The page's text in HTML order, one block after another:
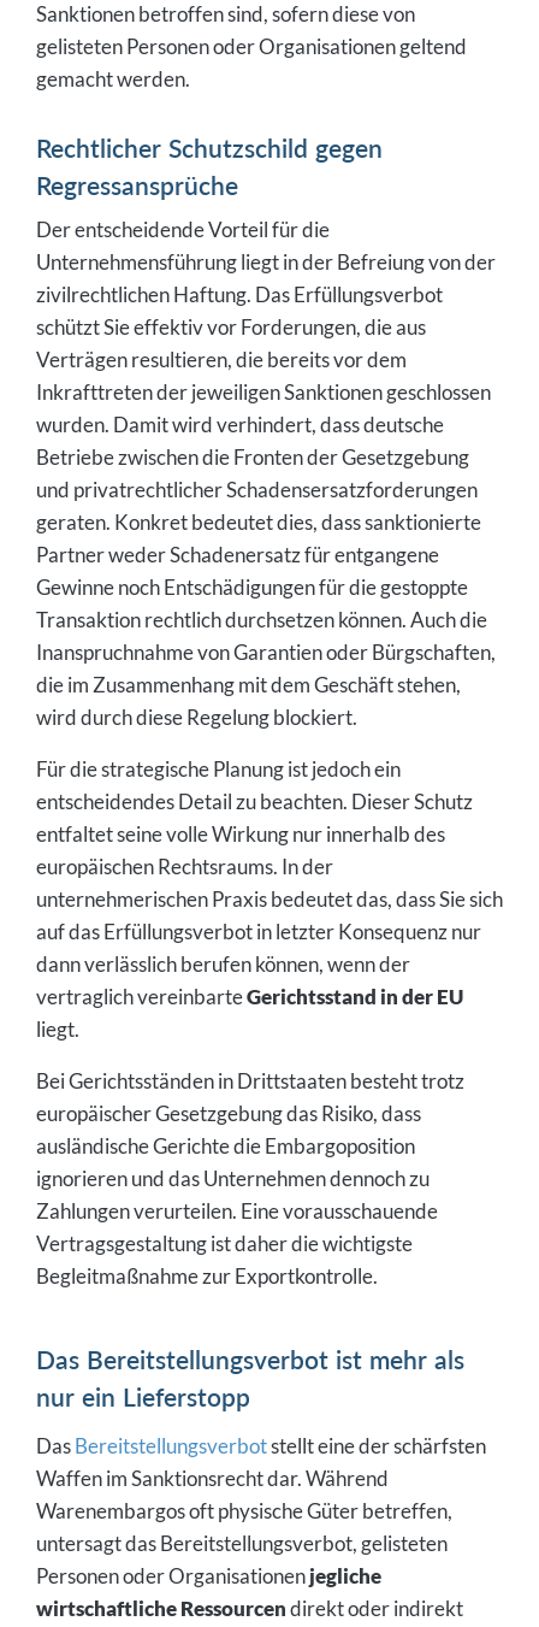
Sanktionen betroffen sind, sofern diese von
gelisteten Personen oder Organisationen geltend
gemacht werden.
Rechtlicher Schutzschild gegen
Regressansprüche
Der entscheidende Vorteil für die
Unternehmensführung liegt in der Befreiung von der
zivilrechtlichen Haftung. Das Erfüllungsverbot
schützt Sie effektiv vor Forderungen, die aus
Verträgen resultieren, die bereits vor dem
Inkrafttreten der jeweiligen Sanktionen geschlossen
wurden. Damit wird verhindert, dass deutsche
Betriebe zwischen die Fronten der Gesetzgebung
und privatrechtlicher Schadensersatzforderungen
geraten. Konkret bedeutet dies, dass sanktionierte
Partner weder Schadenersatz für entgangene
Gewinne noch Entschädigungen für die gestoppte
Transaktion rechtlich durchsetzen können. Auch die
Inanspruchnahme von Garantien oder Bürgschaften,
die im Zusammenhang mit dem Geschäft stehen,
wird durch diese Regelung blockiert.
Für die strategische Planung ist jedoch ein
entscheidendes Detail zu beachten. Dieser Schutz
entfaltet seine volle Wirkung nur innerhalb des
europäischen Rechtsraums. In der
unternehmerischen Praxis bedeutet das, dass Sie sich
auf das Erfüllungsverbot in letzter Konsequenz nur
dann verlässlich berufen können, wenn der
vertraglich vereinbarteGerichtsstand in der EU
liegt.
Bei Gerichtsständen in Drittstaaten besteht trotz
europäischer Gesetzgebung das Risiko, dass
ausländische Gerichte die Embargoposition
ignorieren und das Unternehmen dennoch zu
Zahlungen verurteilen. Eine vorausschauende
Vertragsgestaltung ist daher die wichtigste
Begleitmaßnahme zur Exportkontrolle.
Das Bereitstellungsverbot ist mehr als
nur ein Lieferstopp
DasBereitstellungsverbotstellt eine der schärfsten
Waffen im Sanktionsrecht dar. Während
Warenembargos oft physische Güter betreffen,
untersagt das Bereitstellungsverbot, gelisteten
Personen oder Organisationenjegliche
wirtschaftliche Ressourcendirekt oder indirekt